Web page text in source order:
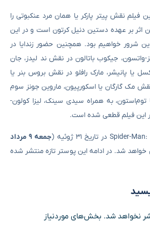
فیلم نقش پیتر پارکر یا همان مرد عنکبوتی را
اثر بر عهده دستین دنیل کرتون است و در این
شرور خواهیم بود. همچنین حضور زندایا در
جیکوب باتالون در نقش ند لیدز، جان
یا پانیشر، مارک رافلو در نقش بروس بنر یا
مک گارگان یا اسکورپیون، ماروین جونز سوم
توم‌استون، به همراه سیدی سینک، لیزا کولون-
این فیلم قطعی شده است.
جمعه ۹ مرداد
خواهد شد. در ادامه این پوستر تازه منتشر شده
نخواهد شد. بخش‌های موردنیاز